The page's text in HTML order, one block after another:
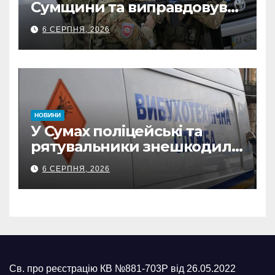
Сумщини та виправдовував
обстріли: СБУ викрила
прокремлівського агітатора
з Охтирки
6 СЕРПНЯ, 2026
НОВИНИ
У Сумах поліцейські та
рятувальники знешкодили
500-кілограмову авіабомбу
росіян
6 СЕРПНЯ, 2026
Св. про реєстрацію КВ №881-703Р від 26.05.2022